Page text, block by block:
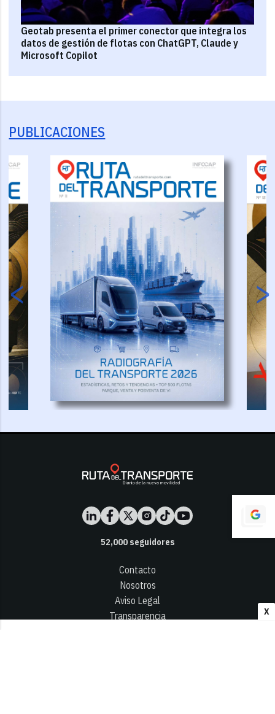
X
Geotab presenta el primer conector que integra los
datos de gestión de flotas con ChatGPT, Claude y
Microsoft Copilot
PUBLICACIONES
52,000seguidores
Contacto
Nosotros
Aviso Legal
Transparencia